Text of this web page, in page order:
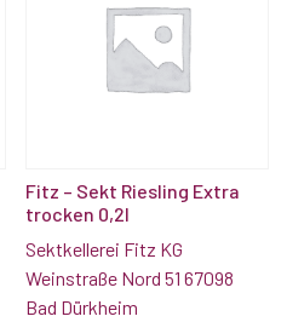
Fitz – Sekt Riesling Extra
trocken 0,2l
Sektkellerei Fitz KG
Weinstraße Nord 51 67098
Bad Dürkheim